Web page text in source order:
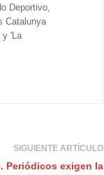
Deportivo,
Catalunya
y 'La
SIGUIENTE ARTÍCULO
Periódicos exigen la